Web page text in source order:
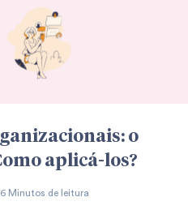
o
aplicá-los?
6 Minutos de leitura